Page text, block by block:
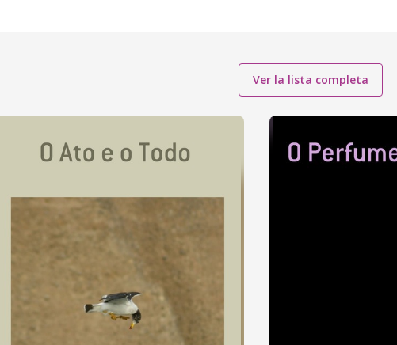
Ver la lista completa